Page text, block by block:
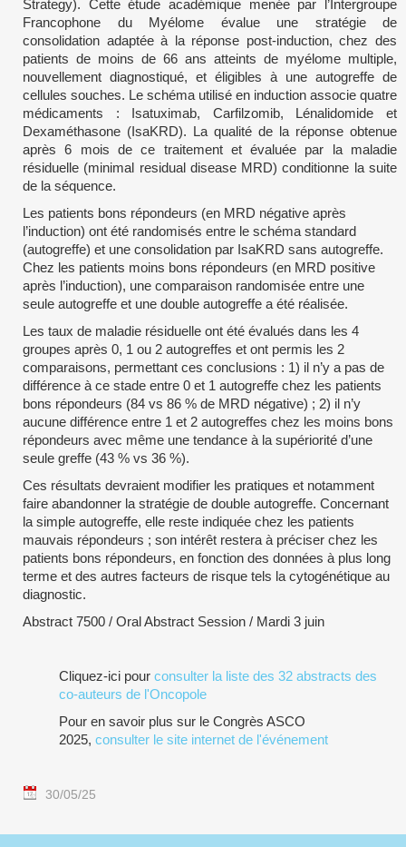
Strategy). Cette étude académique menée par l’Intergroupe
Francophone du Myélome évalue une stratégie de
consolidation adaptée à la réponse post-induction, chez des
patients de moins de 66 ans atteints de myélome multiple,
nouvellement diagnostiqué, et éligibles à une autogreffe de
cellules souches. Le schéma utilisé en induction associe quatre
médicaments : Isatuximab, Carfilzomib, Lénalidomide et
Dexaméthasone (IsaKRD). La qualité de la réponse obtenue
après 6 mois de ce traitement et évaluée par la maladie
résiduelle (minimal residual disease MRD) conditionne la suite
de la séquence.
Les patients bons répondeurs (en MRD négative après
l’induction) ont été randomisés entre le schéma standard
(autogreffe) et une consolidation par IsaKRD sans autogreffe.
Chez les patients moins bons répondeurs (en MRD positive
après l’induction), une comparaison randomisée entre une
seule autogreffe et une double autogreffe a été réalisée.
Les taux de maladie résiduelle ont été évalués dans les 4
groupes après 0, 1 ou 2 autogreffes et ont permis les 2
comparaisons, permettant ces conclusions : 1) il n’y a pas de
différence à ce stade entre 0 et 1 autogreffe chez les patients
bons répondeurs (84 vs 86 % de MRD négative) ; 2) il n’y
aucune différence entre 1 et 2 autogreffes chez les moins bons
répondeurs avec même une tendance à la supériorité d’une
seule greffe (43 % vs 36 %).
Ces résultats devraient modifier les pratiques et notamment
faire abandonner la stratégie de double autogreffe. Concernant
la simple autogreffe, elle reste indiquée chez les patients
mauvais répondeurs ; son intérêt restera à préciser chez les
patients bons répondeurs, en fonction des données à plus long
terme et des autres facteurs de risque tels la cytogénétique au
diagnostic.
Abstract 7500 / Oral Abstract Session / Mardi 3 juin
Cliquez-ici pour consulter la liste des 32 abstracts des
co-auteurs de l'Oncopole
Pour en savoir plus sur le Congrès ASCO
2025, consulter le site internet de l'événement
30/05/25